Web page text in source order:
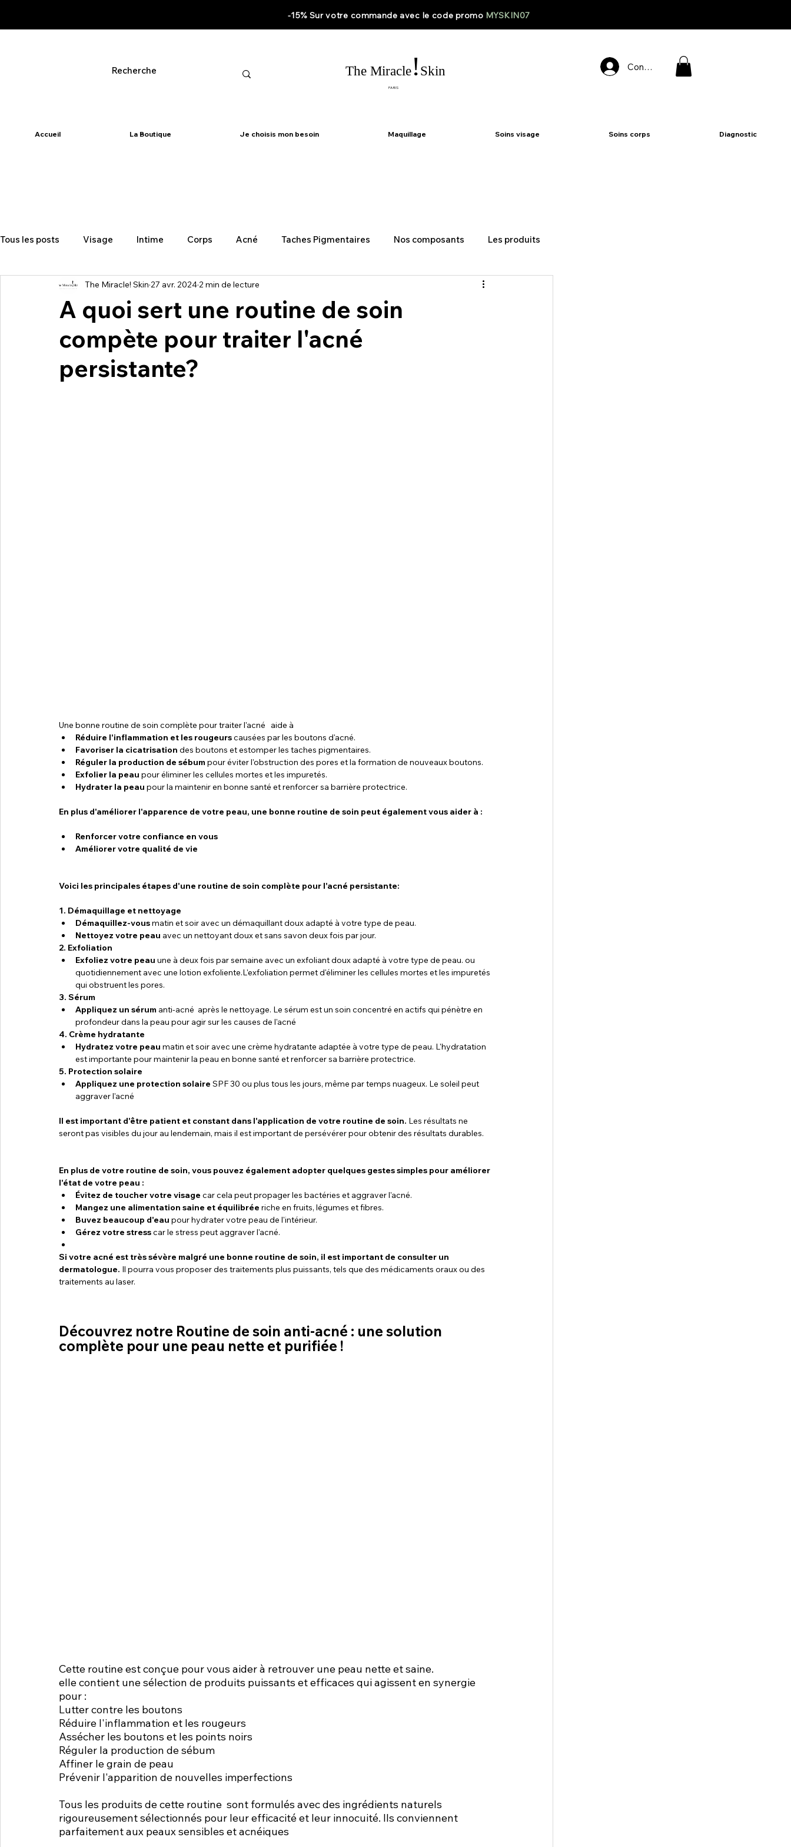
-15% Sur votre commande avec le code promo MYSKIN07
The Miracle ! Skin
PARIS
Connexion
Accueil La Boutique Je choisis mon besoin Maquillage Soins visage Soins corps Diagnostic
Tous les posts Visage Intime Corps Acné Taches Pigmentaires Nos composants Les produits
A quoi sert une routine de soin
compète pour traiter l'acné
persistante?
The Miracle! Skin 27 avr. 20242 min de lecture
Une bonne routine de soin complète pour traiter l'acné 	aide à
Réduire l'inflammation et les rougeurs causées par les boutons d'acné.
Favoriser la cicatrisation des boutons et estomper les taches pigmentaires.
Réguler la production de sébum pour éviter l'obstruction des pores et la formation de nouveaux boutons.
Exfolier la peau pour éliminer les cellules mortes et les impuretés.
Hydrater la peau pour la maintenir en bonne santé et renforcer sa barrière protectrice.
En plus d'améliorer l'apparence de votre peau, une bonne routine de soin peut également vous aider à :
Renforcer votre confiance en vous
Améliorer votre qualité de vie
Voici les principales étapes d'une routine de soin complète pour l'acné persistante:
1. Démaquillage et nettoyage
Démaquillez-vous matin et soir avec un démaquillant doux adapté à votre type de peau.
Nettoyez votre peau avec un nettoyant doux et sans savon deux fois par jour.
2. Exfoliation
Exfoliez votre peau une à deux fois par semaine avec un exfoliant doux adapté à votre type de peau. ou
quotidiennement avec une lotion exfoliente.L'exfoliation permet d'éliminer les cellules mortes et les impuretés
qui obstruent les pores.
3. Sérum
Appliquez un sérum anti-acné  après le nettoyage. Le sérum est un soin concentré en actifs qui pénètre en
profondeur dans la peau pour agir sur les causes de l'acné
4. Crème hydratante
Hydratez votre peau matin et soir avec une crème hydratante adaptée à votre type de peau. L'hydratation
est importante pour maintenir la peau en bonne santé et renforcer sa barrière protectrice.
5. Protection solaire
Appliquez une protection solaire SPF 30 ou plus tous les jours, même par temps nuageux. Le soleil peut
aggraver l'acné
Il est important d'être patient et constant dans l'application de votre routine de soin. Les résultats ne
seront pas visibles du jour au lendemain, mais il est important de persévérer pour obtenir des résultats durables.
En plus de votre routine de soin, vous pouvez également adopter quelques gestes simples pour améliorer
l'état de votre peau :
Évitez de toucher votre visage car cela peut propager les bactéries et aggraver l'acné.
Mangez une alimentation saine et équilibrée riche en fruits, légumes et fibres.
Buvez beaucoup d'eau pour hydrater votre peau de l'intérieur.
Gérez votre stress car le stress peut aggraver l'acné.
Si votre acné est très sévère malgré une bonne routine de soin, il est important de consulter un
dermatologue. Il pourra vous proposer des traitements plus puissants, tels que des médicaments oraux ou des
traitements au laser.
Découvrez notre Routine de soin anti-acné : une solution
complète pour une peau nette et purifiée !
Cette routine est conçue pour vous aider à retrouver une peau nette et saine.
elle contient une sélection de produits puissants et efficaces qui agissent en synergie
pour :
Lutter contre les boutons
Réduire l'inflammation et les rougeurs
Assécher les boutons et les points noirs
Réguler la production de sébum
Affiner le grain de peau
Prévenir l'apparition de nouvelles imperfections
Tous les produits de cette routine  sont formulés avec des ingrédients naturels
rigoureusement sélectionnés pour leur efficacité et leur innocuité. Ils conviennent
parfaitement aux peaux sensibles et acnéiques